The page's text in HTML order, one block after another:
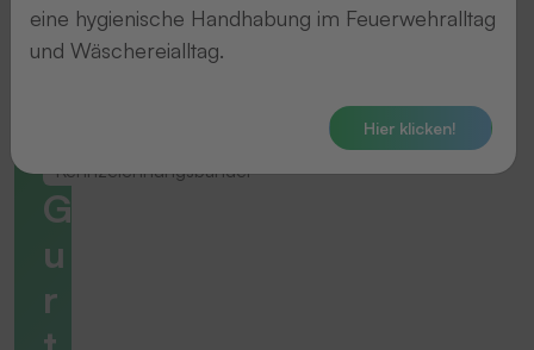
Kennzeichnungsbänder
G
u
r
eine hygienische Handhabung im Feuerwehralltag
und Wäschereialltag.
Hier klicken!